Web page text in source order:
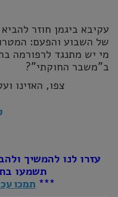
עקיבא ביגמן חוזר
של השבוע והפעם:
מי יש מתנגד לרפורמה
ב"משבר החוקתי"?
צפו, האזינו
עזרו לנו להמשיך
תשמעו
*** תמכו